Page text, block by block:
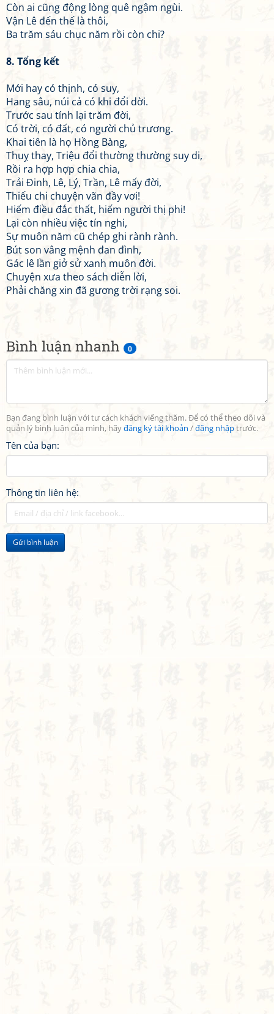
Bình luận nhanh 0
Bạn đang bình luận với tư cách khách viếng thăm. Để có thể theo dõi và
quản lý bình luận của mình, hãyđăng ký tài khoản /đăng nhậptrước.
Tên của bạn:
Thông tin liên hệ:
Gửi bình luận
Còn ai cũng động lòng quê ngậm ngùi.
Vận Lê đến thế là thôi,
Ba trăm sáu chục năm rồi còn chi?
8. Tổng kết
Mới hay có thịnh, có suy,
Hang sâu, núi cả có khi đổi dời.
Trước sau tính lại trăm đời,
Có trời, có đất, có người chủ trương.
Khai tiên là họ Hồng Bàng,
Thuỵ thay, Triệu đổi thường thường suy di,
Rồi ra hợp hợp chia chia,
Trải Đinh, Lê, Lý, Trần, Lê mấy đời,
Thiếu chi chuyện vãn đầy vơi!
Hiếm điều đắc thất, hiếm người thị phi!
Lại còn nhiều việc tín nghi,
Sự muôn năm cũ chép ghi rành rành.
Bút son vâng mệnh đan đình,
Gác lê lần giở sử xanh muôn đời.
Chuyện xưa theo sách diễn lời,
Phải chăng xin đã gương trời rạng soi.